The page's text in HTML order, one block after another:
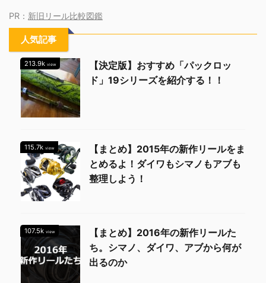
PR： 新旧リール比較図鑑
人気記事
213.9k view
【決定版】おすすめ「パックロッ
ド」19シリーズを紹介する！！
115.7k view
【まとめ】2015年の新作リールをま
とめるよ！ダイワもシマノもアブも
整理しよう！
107.5k view
【まとめ】2016年の新作リールた
ち。シマノ、ダイワ、アブから何が
出るのか